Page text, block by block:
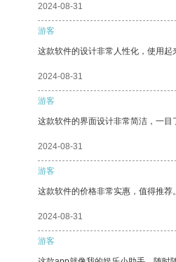
2024-08-31
游客
这款软件的设计非常人性化，使用起
2024-08-31
游客
这款软件的界面设计非常简洁，一目
2024-08-31
游客
这款软件的价格非常实惠，值得推荐。
2024-08-31
游客